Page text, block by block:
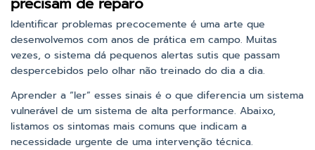
Identificar problemas precocemente é uma arte que
desenvolvemos com anos de prática em campo. Muitas
vezes, o sistema dá pequenos alertas sutis que passam
despercebidos pelo olhar não treinado do dia a dia.
Aprender a “ler” esses sinais é o que diferencia um sistema
vulnerável de um sistema de alta performance. Abaixo,
listamos os sintomas mais comuns que indicam a
necessidade urgente de uma intervenção técnica.